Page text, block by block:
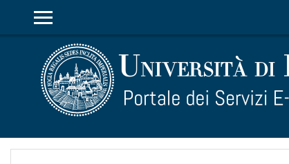
SIDE PANEL